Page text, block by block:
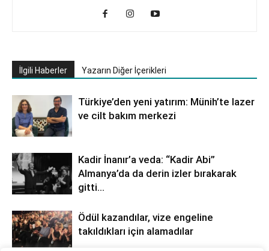
İlgili Haberler Yazarın Diğer İçerikleri
Türkiye’den yeni yatırım: Münih’te lazer
ve cilt bakım merkezi
Kadir İnanır’a veda: “Kadir Abi”
Almanya’da da derin izler bırakarak
gitti…
Ödül kazandılar, vize engeline
takıldıkları için alamadılar